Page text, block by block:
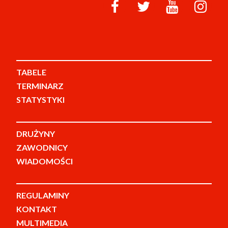
TABELE
TERMINARZ
STATYSTYKI
DRUŻYNY
ZAWODNICY
WIADOMOŚCI
REGULAMINY
KONTAKT
MULTIMEDIA